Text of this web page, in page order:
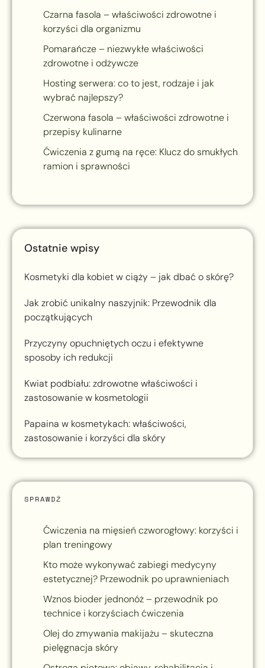
Czarna fasola – właściwości zdrowotne i
korzyści dla organizmu
Pomarańcze – niezwykłe właściwości
zdrowotne i odżywcze
Hosting serwera: co to jest, rodzaje i jak
wybrać najlepszy?
Czerwona fasola – właściwości zdrowotne i
przepisy kulinarne
Ćwiczenia z gumą na ręce: Klucz do smukłych
ramion i sprawności
Ostatnie wpisy
Kosmetyki dla kobiet w ciąży – jak dbać o skórę?
Jak zrobić unikalny naszyjnik: Przewodnik dla
początkujących
Przyczyny opuchniętych oczu i efektywne
sposoby ich redukcji
Kwiat podbiału: zdrowotne właściwości i
zastosowanie w kosmetologii
Papaina w kosmetykach: właściwości,
zastosowanie i korzyści dla skóry
SPRAWDŹ
Ćwiczenia na mięsień czworogłowy: korzyści i
plan treningowy
Kto może wykonywać zabiegi medycyny
estetycznej? Przewodnik po uprawnieniach
Wznos bioder jednonóż – przewodnik po
technice i korzyściach ćwiczenia
Olej do zmywania makijażu – skuteczna
pielęgnacja skóry